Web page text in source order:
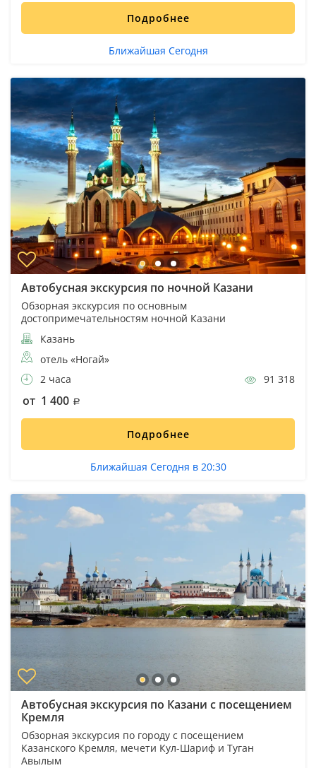
Подробнее
Ближайшая Сегодня
Автобусная экскурсия по ночной Казани
Обзорная экскурсия по основным
достопримечательностям ночной Казани
Казань
отель «Ногай»
2 часа
91 318
от 1 400
Подробнее
Ближайшая Сегодня в 20:30
Автобусная экскурсия по Казани с посещением
Кремля
Обзорная экскурсия по городу с посещением
Казанского Кремля, мечети Кул-Шариф и Туган
Авылым